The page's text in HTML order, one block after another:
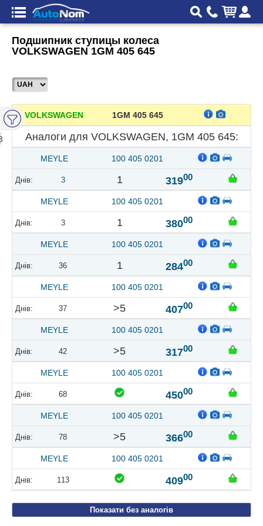
Подшипник ступицы колеса
VOLKSWAGEN 1GM 405 645
VOLKSWAGEN 1GM 405 645
Аналоги для VOLKSWAGEN, 1GM 405 645:
MEYLE 100 405 0201
3 1 31900
MEYLE 100 405 0201
3 1 38000
MEYLE 100 405 0201
36 1 28400
MEYLE 100 405 0201
37 >5 40700
MEYLE 100 405 0201
42 >5 31700
MEYLE 100 405 0201
68 45000
MEYLE 100 405 0201
78 >5 36600
MEYLE 100 405 0201
113 40900
Показати без аналогів